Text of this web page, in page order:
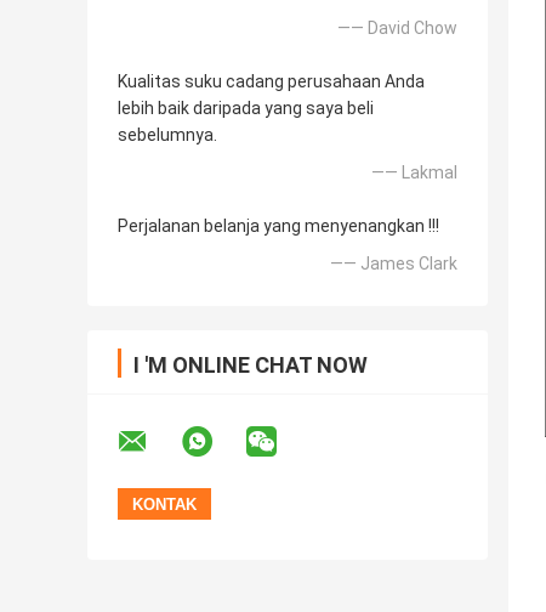
—— David Chow
Kualitas suku cadang perusahaan Anda
lebih baik daripada yang saya beli
sebelumnya.
—— Lakmal
Perjalanan belanja yang menyenangkan !!!
—— James Clark
I 'M ONLINE CHAT NOW